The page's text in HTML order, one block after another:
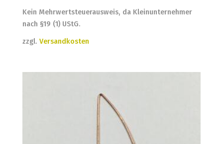
Kein Mehrwertsteuerausweis, da Kleinunternehmer
nach §19 (1) UStG.
zzgl. Versandkosten